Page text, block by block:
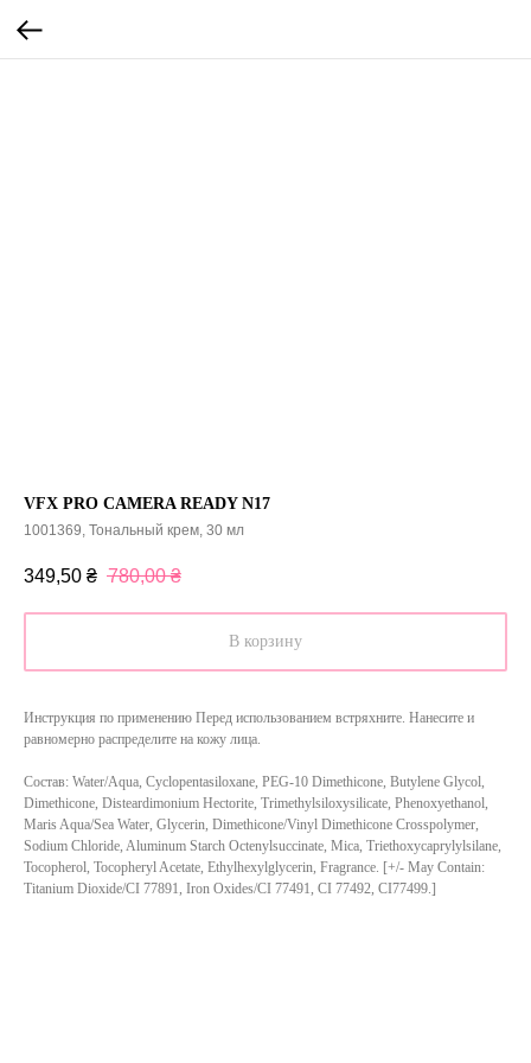
VFX PRO CAMERA READY N17
1001369, Тональный крем, 30 мл
349,50 ₴ 780,00 ₴
В корзину
Инструкция по применению Перед использованием встряхните. Нанесите и
равномерно распределите на кожу лица.
Cостав: Water/Aqua, Cyclopentasiloxane, PEG-10 Dimethicone, Butylene Glycol,
Dimethicone, Disteardimonium Hectorite, Trimethylsiloxysilicate, Phenoxyethanol,
Maris Aqua/Sea Water, Glycerin, Dimethicone/Vinyl Dimethicone Crosspolymer,
Sodium Chloride, Aluminum Starch Octenylsuccinate, Mica, Triethoxycaprylylsilane,
Tocopherol, Tocopheryl Acetate, Ethylhexylglycerin, Fragrance. [+/- May Contain:
Titanium Dioxide/CI 77891, Iron Oxides/CI 77491, CI 77492, CI77499.]